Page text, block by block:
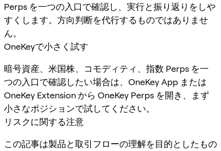
Perps を一つの入口で確認し、実行と振り返りをしや
すくします。方向判断を代行するものではありませ
ん。
OneKeyで小さく試す
暗号資産、米国株、コモディティ、指数 Perps を一
つの入口で確認したい場合は、OneKey App または
OneKey Extension から OneKey Perps を開き、まず
小さなポジションで試してください。
リスクに関する注意
この記事は製品と取引フローの理解を目的としたもの